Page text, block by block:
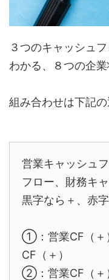
３つのキャッシュ
わかる、８つの企
組み合わせは下記の
営業キャッシュ
フロー、財務キ
黒字なら＋、赤字
①：営業CF（＋
CF（＋）
②：営業CF（＋